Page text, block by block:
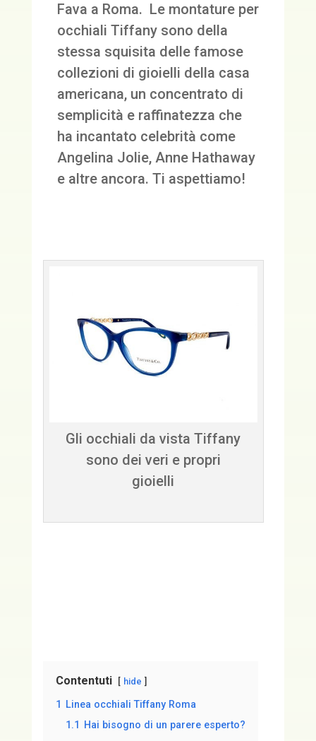
Fava a Roma. Le montature per
occhiali Tiffany sono della
stessa squisita delle famose
collezioni di gioielli della casa
americana, un concentrato di
semplicità e raffinatezza che
ha incantato celebrità come
Angelina Jolie, Anne Hathaway
e altre ancora. Ti aspettiamo!
Gli occhiali da vista Tiffany
sono dei veri e propri
gioielli
Contentuti hide
1
Linea occhiali Tiffany Roma
1.1
Hai bisogno di un parere esperto?